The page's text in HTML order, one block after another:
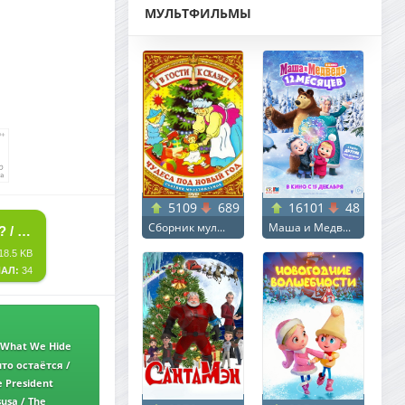
СКАЧАТЬ ТОРРЕНТ ЧТО СЛУЧИЛОСЬ С ДОРОТИ БЕЛЛ? / WHAT HAPPENED TO DOROTHY BELL? (2024) WEB-DL 1080P | L2
KB
34
We Hide
остаётся /
President
/ The
МУЛЬТФИЛЬМЫ
5109 689
Сборник мул...
16101 48
Маша и Медв...